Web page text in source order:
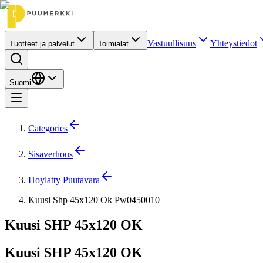
Tuotteet ja palvelut Toimialat Vastuullisuus Yhteystiedot
Suomi
Categories
Sisaverhous
Hoylatty Puutavara
Kuusi Shp 45x120 Ok Pw0450010
Kuusi SHP 45x120 OK
Kuusi SHP 45x120 OK